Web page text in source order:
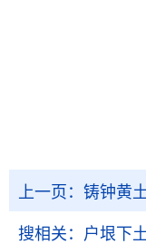
上一页： 铸钟黄
搜相关： 户垠下